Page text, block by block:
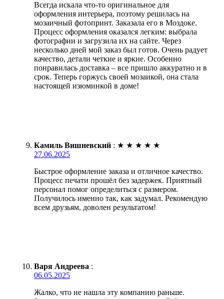
Всегда искала что-то оригинальное для
оформления интерьера, поэтому решилась на
мозаичный фотопринт. Заказала его в Моздоке.
Процесс оформления оказался легким: выбрала
фотографии и загрузила их на сайте. Через
несколько дней мой заказ был готов. Очень радует
качество, детали четкие и яркие. Особенно
понравилась доставка – все пришло аккуратно и в
срок. Теперь горжусь своей мозаикой, она стала
настоящей изюминкой в доме!
Камиль Вишневский : ★ ★ ★ ★ ★
27.06.2025
Быстрое оформление заказа и отличное качество.
Процесс печати прошёл без задержек. Приятный
персонал помог определиться с размером.
Получилось именно так, как задумал. Рекомендую
всем друзьям, доволен результатом!
Варя Андреева :
06.05.2025
Жалко, что не нашла эту компанию раньше.